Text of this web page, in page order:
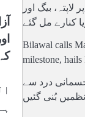
بیگ اور
کنارے مل گئے
Bilawal calls
milestone,
درد سے
نظمیں بُنی گئیں